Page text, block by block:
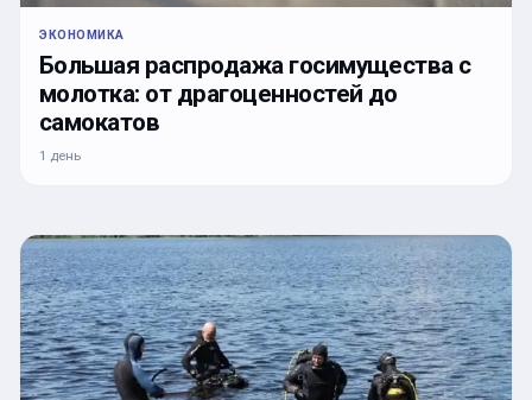
ЭКОНОМИКА
Большая распродажа госимущества с
молотка: от драгоценностей до
самокатов
1 день